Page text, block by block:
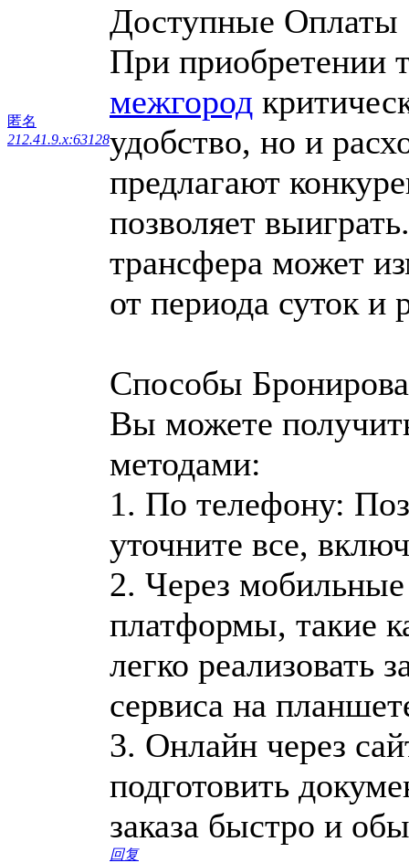
匿名
212.41.9.x:63128
Доступные Оплаты
При приобретении
межгород
удобство, но и
предлагают
позволяет
трансфера может
от периода суток и
Способы
Вы можете
методами:
1. По телефону:
уточните все,
2. Через
платформы, такие
легко реализовать
сервиса на
3. Онлайн через
подготовить
заказа быстро и
回复